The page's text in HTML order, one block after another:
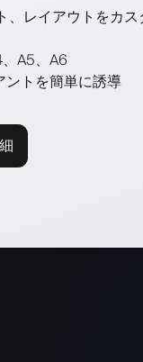
レイアウトをカ
A5、A6
トを簡単に誘導